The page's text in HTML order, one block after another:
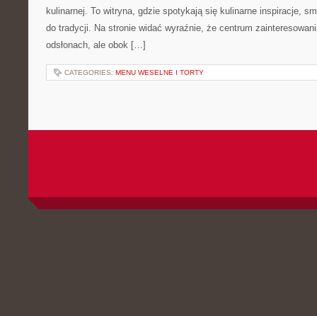
kulinarnej. To witryna, gdzie spotykają się kulinarne inspiracje,
do tradycji. Na stronie widać wyraźnie, że centrum
odsłonach, ale obok […]
CATEGORIES: MENU WESELNE I TORTY